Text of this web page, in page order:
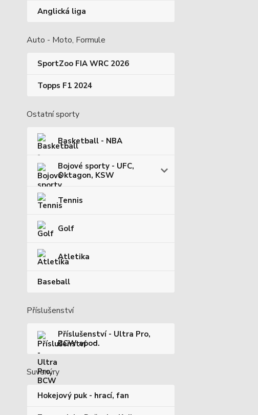
Anglická liga
Auto - Moto, Formule
SportZoo FIA WRC 2026
Topps F1 2024
Ostatní sporty
Basketball - NBA
Bojové sporty - UFC,
Oktagon, KSW
Tennis
Golf
Atletika
Baseball
Příslušenství
Příslušenství - Ultra Pro,
BCW apod.
Suvenýry
Hokejový puk - hrací, fan